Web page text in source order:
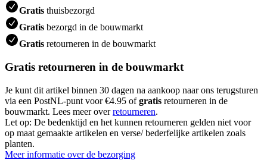
Gratis thuisbezorgd
Gratis bezorgd in de bouwmarkt
Gratis retourneren in de bouwmarkt
Gratis retourneren in de bouwmarkt
Je kunt dit artikel binnen 30 dagen na aankoop naar ons terugsturen
via een PostNL-punt voor €4.95 ofgratis retourneren in de
bouwmarkt. Lees meer overretourneren.
Let op: De bedenktijd en het kunnen retourneren gelden niet voor
op maat gemaakte artikelen en verse/ bederfelijke artikelen zoals
planten.
Meer informatie over de bezorging